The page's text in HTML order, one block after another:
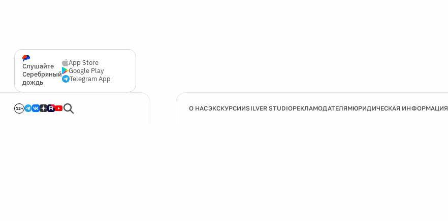
Слушайте
Серебряный
дождь
App Store
Google Play
Telegram App
12+ О НАСЭКСКУРСИИSILVER STUDIOРЕКЛАМОДАТЕЛЯМЮРИДИЧЕСКАЯ ИНФОРМАЦИЯ